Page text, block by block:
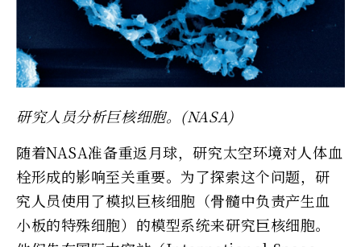
研究人员分析巨核细胞。(NASA)
随着NASA准备重返月球，研究太空环境对人体血
栓形成的影响至关重要。为了探索这个问题，研
究人员使用了模拟巨核细胞（骨髓中负责产生血
小板的特殊细胞）的模型系统来研究巨核细胞。